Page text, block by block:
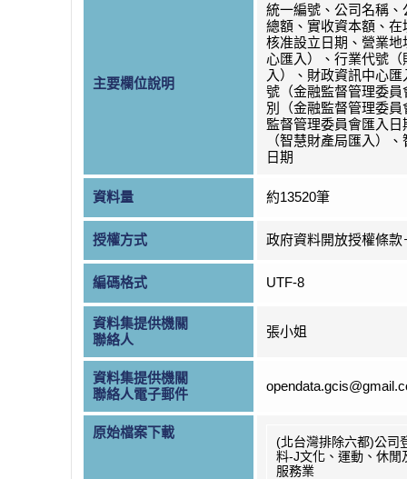
主要欄位說明
統一編號、公司名稱、
總額、實收資本額、在
核准設立日期、營業地
心匯入）、行業代號（
入）、財政資訊中心
號（金融監督管理委員
別（金融監督管理委
監督管理委員會匯入日
（智慧財產局匯入）
日期
資料量 約13520筆
授權方式 政府資料開放授權條款
編碼格式 UTF-8
資料集提供機關
聯絡人
張小姐
資料集提供機關
聯絡人電子郵件
原始檔案下載
(北台灣排除六都)公司
料-J文化、運動、休閒
服務業